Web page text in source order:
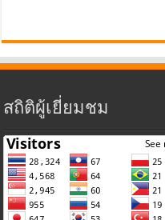
สถิติผู้เยี่ยมชม